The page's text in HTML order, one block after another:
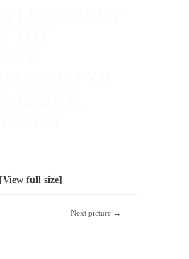
[View full size]
Next picture →